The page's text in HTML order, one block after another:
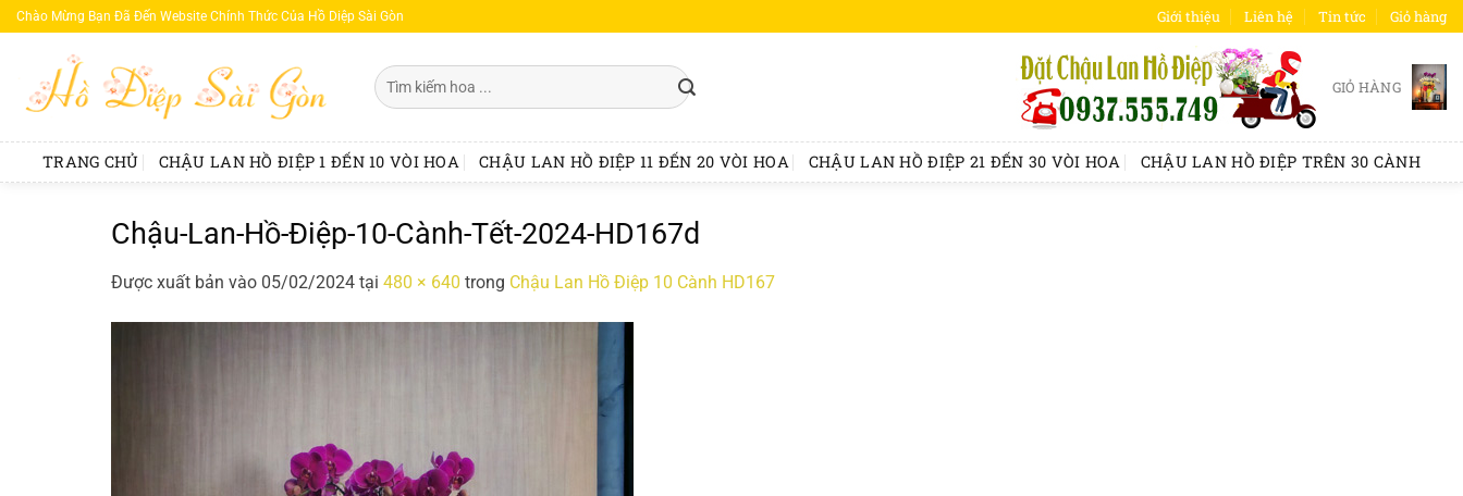
Bỏ
qua
dung
Chào Mừng Bạn Đã Đến Website Chính Thức Của Hồ Diệp Sài Gòn Giới thiệu Liên hệ Tin tức Giỏ hàng
Tìm
kiếm:
GIỎ HÀNG
TRANG CHỦ CHẬU LAN HỒ ĐIỆP 1 ĐẾN 10 VÒI HOA CHẬU LAN HỒ ĐIỆP 11 ĐẾN 20 VÒI HOA CHẬU LAN HỒ ĐIỆP 21 ĐẾN 30 VÒI HOA CHẬU LAN HỒ ĐIỆP TRÊN 30 CÀNH
Chậu-Lan-Hồ-Điệp-10-Cành-Tết-2024-HD167d
Được xuất bản vào 05/02/2024 tại 480 × 640 trong Chậu Lan Hồ Điệp 10 Cành HD167